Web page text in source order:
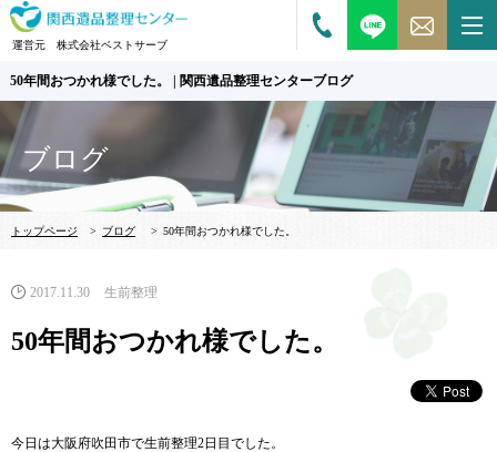
運営元 株式会社ベストサーブ
50年間おつかれ様でした。 | 関西遺品整理センターブログ
ブログ
トップページ > ブログ > 50年間おつかれ様でした。
2017.11.30 生前整理
50年間おつかれ様でした。
今日は大阪府吹田市で生前整理2日目でした。